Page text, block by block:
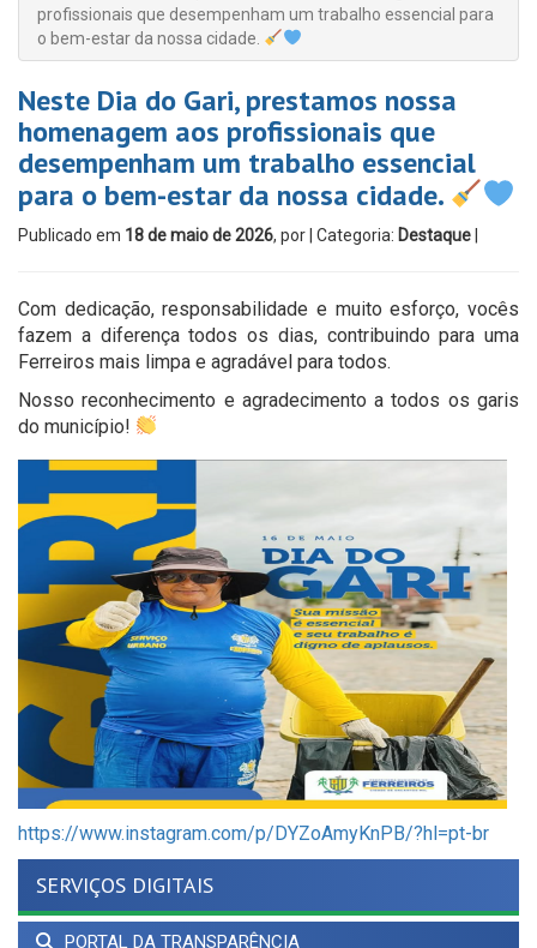
profissionais que desempenham um trabalho essencial para
o bem-estar da nossa cidade.
Neste Dia do Gari, prestamos nossa
homenagem aos profissionais que
desempenham um trabalho essencial
para o bem-estar da nossa cidade.
Publicado em 18 de maio de 2026, por | Categoria: Destaque
Com dedicação, responsabilidade e muito esforço, vocês
fazem a diferença todos os dias, contribuindo para uma
Ferreiros mais limpa e agradável para todos.
Nosso reconhecimento e agradecimento a todos os garis
do município!
https://www.instagram.com/p/DYZoAmyKnPB/?hl=pt-br
SERVIÇOS DIGITAIS
PORTAL DA TRANSPARÊNCIA